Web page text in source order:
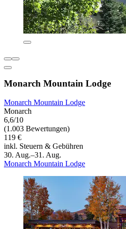
Monarch Mountain Lodge
Monarch Mountain Lodge
Monarch
6,6/10
(1.003 Bewertungen)
119 €
inkl. Steuern & Gebühren
30. Aug.–31. Aug.
Monarch Mountain Lodge